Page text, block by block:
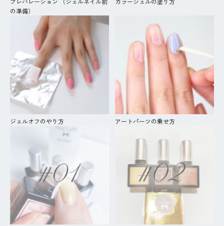
の準備）
ジェルオフのやり方 アートパーツの乗せ方